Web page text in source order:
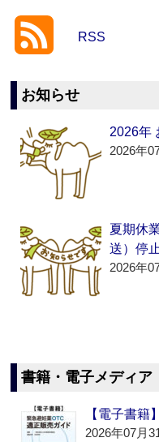
RSS
お知らせ
2026年
2026年
夏期休
送）停
2026年
書籍・電子メディア
【電子書籍
2026年07月